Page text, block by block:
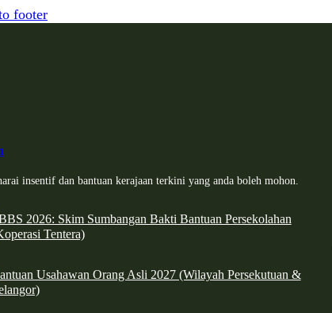
footer
insentif dan bantuan kerajaan terkini yang anda boleh mohon.
2026: Skim Sumbangan Bakti Bantuan Persekolahan
Tentera)
Usahawan Orang Asli 2027 (Wilayah Persekutuan &